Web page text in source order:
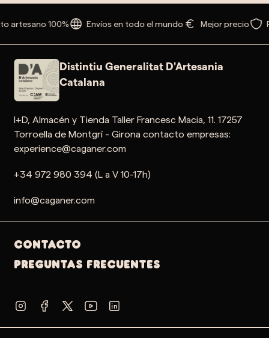
artesano 100% Envíos en todo el mundo Mejor precio
Distintiu Generalitat D'Artesania
Catalana
I+D, Almacén y Tienda Taller Francesc Macia, 11. 17257
Torroella de Montgrí - Girona contacto empresas:
experience@caganer.com
+34 972 980 394 (L a V 10-17h)
info@caganer.com
Contacto
PREGUNTAS FRECUENTES